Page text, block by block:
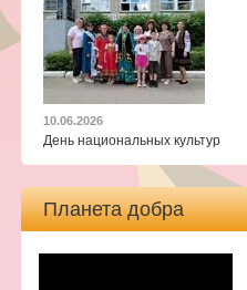
10.06.2026
День национальных культур
Планета добра